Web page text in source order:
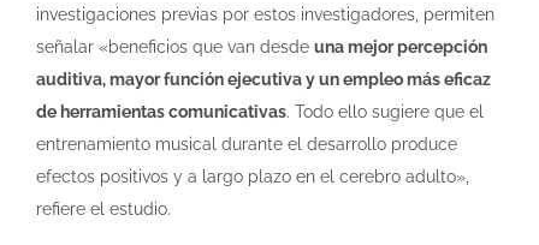
investigaciones previas por estos investigadores, permiten
señalar «beneficios que van desde una mejor percepción
auditiva, mayor función ejecutiva y un empleo más eficaz
de herramientas comunicativas. Todo ello sugiere que el
entrenamiento musical durante el desarrollo produce
efectos positivos y a largo plazo en el cerebro adulto»,
refiere el estudio.